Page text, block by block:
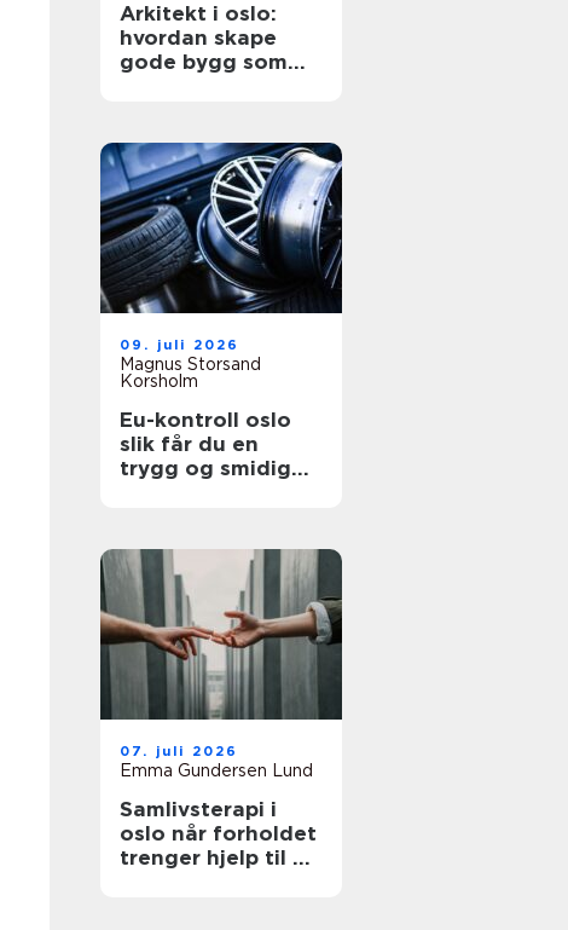
Arkitekt i oslo:
hvordan skape
gode bygg som
09. juli 2026
Magnus Storsand
Korsholm
Eu-kontroll oslo
slik får du en
trygg og smidig
07. juli 2026
Emma Gundersen Lund
Samlivsterapi i
oslo når forholdet
trenger hjelp til å